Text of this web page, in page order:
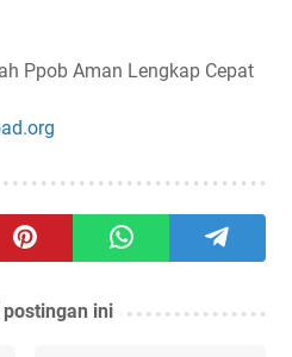
Ppob Aman Lengkap Cepat
ini